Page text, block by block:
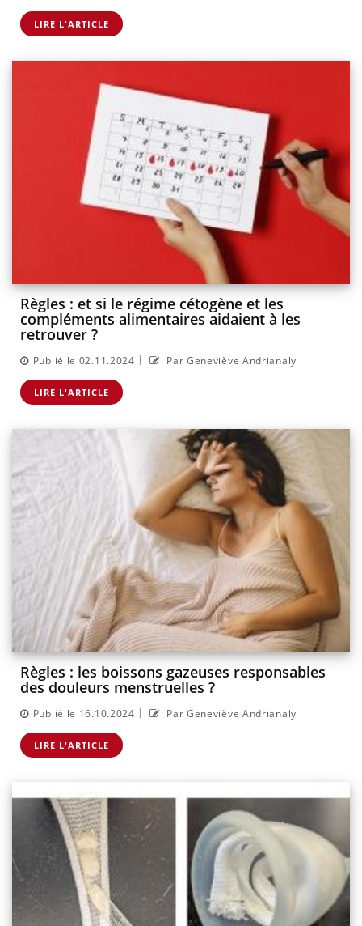
LIRE L'ARTICLE
Règles : et si le régime cétogène et les
compléments alimentaires aidaient à les
retrouver ?
Publié le 02.11.2024 | Par Geneviève Andrianaly
LIRE L'ARTICLE
Règles : les boissons gazeuses responsables
des douleurs menstruelles ?
Publié le 16.10.2024 | Par Geneviève Andrianaly
LIRE L'ARTICLE